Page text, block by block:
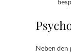
Neben den